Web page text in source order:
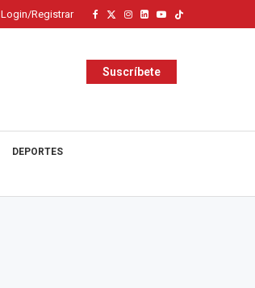
Login/Registrar
Suscríbete
DEPORTES